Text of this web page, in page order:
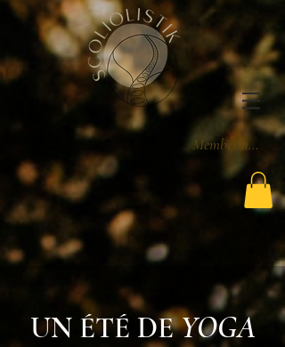
Member area
UN ÉTÉ DEYOGA